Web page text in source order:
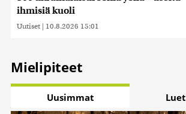
ihmisiä kuoli
Uutiset | 10.8.2026 15:01
Mielipiteet
Uusimmat